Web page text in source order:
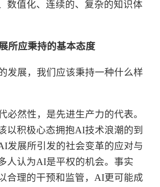
数值化、连续的、复杂的知识体
所应秉持的基本态度
发展，我们应该秉持一种什么样
必然性，是先进生产力的代表。
以积极心态拥抱AI技术浪潮的到
发展所引发的社会变革的应对与
人认为AI是平权的机会。事实
合理的干预和监管，AI更可能成